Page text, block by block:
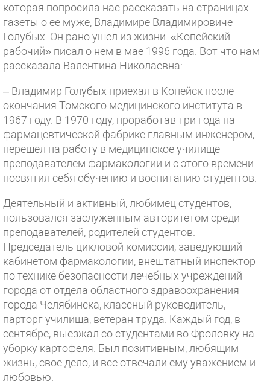
которая попросила нас рассказать на страницах
газеты о ее муже, Владимире Владимировиче
Голубых. Он рано ушел из жизни. «Копейский
рабочий» писал о нем в мае 1996 года. Вот что нам
рассказала Валентина Николаевна:
– Владимир Голубых приехал в Копейск после
окончания Томского медицинского института в
1967 году. В 1970 году, проработав три года на
фармацевтической фабрике главным инженером,
перешел на работу в медицинское училище
преподавателем фармакологии и с этого времени
посвятил себя обучению и воспитанию студентов.
Деятельный и активный, любимец студентов,
пользовался заслуженным авторитетом среди
преподавателей, родителей студентов.
Председатель цикловой комиссии, заведующий
кабинетом фармакологии, внештатный инспектор
по технике безопасности лечебных учреждений
города от отдела областного здравоохранения
города Челябинска, классный руководитель,
парторг училища, ветеран труда. Каждый год, в
сентябре, выезжал со студентами во Фроловку на
уборку картофеля. Был позитивным, любящим
жизнь, свое дело, и все отвечали ему уважением и
любовью.